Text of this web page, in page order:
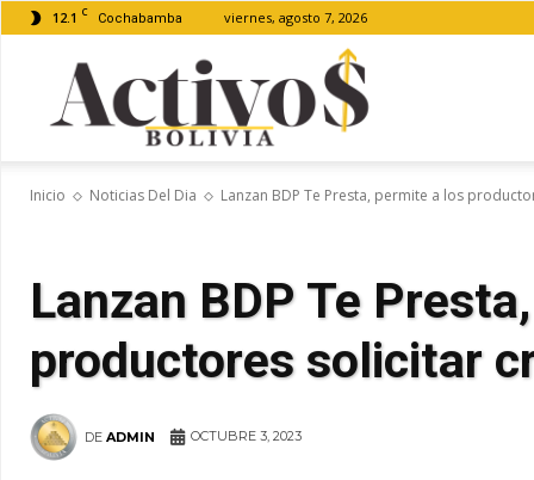
12.1 C Cochabamba viernes, agosto 7, 2026
Inicio Noticias Del Dia Lanzan BDP Te Presta, permite a los
Lanzan BDP Te
productores solicitar
DE ADMIN OCTUBRE 3, 2023